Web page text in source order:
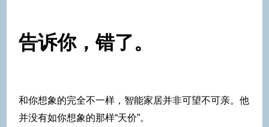
告诉你，错了。
和你想象的完全不一样，智能家居并非可望不可亲。他
并没有如你想象的那样“天价”。